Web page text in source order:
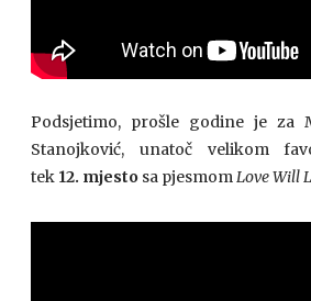
Podsjetimo, prošle godine je za
Stanojković, unatoč velikom
tek 12. mjesto sa pjesmomLove Will